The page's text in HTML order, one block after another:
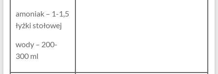
amoniak – 1-1,5
łyżki stołowej
wody – 200-
300 ml